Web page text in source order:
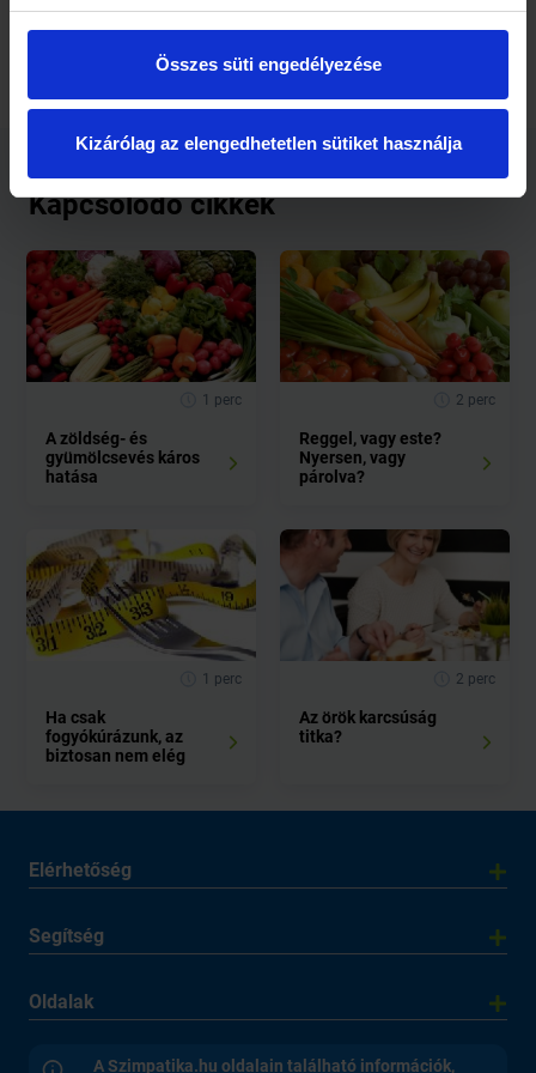
Összes süti engedélyezése
Kizárólag az elengedhetetlen sütiket használja
forrás: Medipress
Kapcsolódó cikkek
1 perc
A zöldség- és
gyümölcsevés káros
hatása
2 perc
Reggel, vagy este?
Nyersen, vagy
párolva?
1 perc
Ha csak
fogyókúrázunk, az
biztosan nem elég
2 perc
Az örök karcsúság
titka?
Elérhetőség
Segítség
Oldalak
A Szimpatika.hu oldalain található információk,